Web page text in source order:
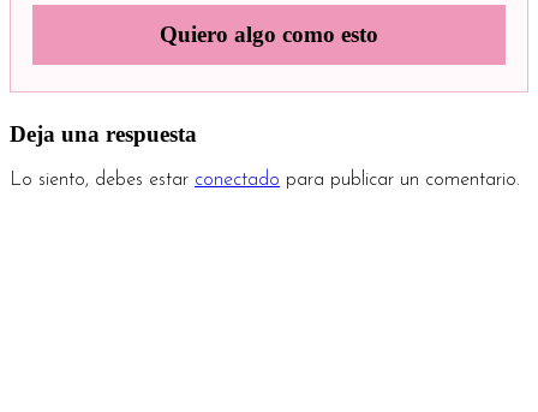
Quiero algo como esto
Deja una respuesta
Lo siento, debes estar conectado para publicar un comentario.